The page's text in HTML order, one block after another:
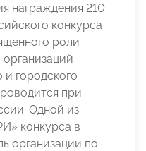
награждения 210
конкурса
роли
городского
при
Одной из
конкурса в
организации по